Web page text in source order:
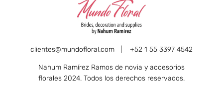
clientes@mundofloral.com | +52 1 55 3397 4542
Nahum Ramírez Ramos de novia y accesorios
florales 2024. Todos los derechos reservados.